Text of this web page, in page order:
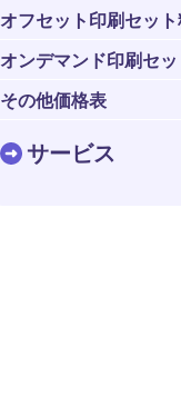
オフセット印刷セッ
オンデマンド印刷セ
その他価格表
サービス